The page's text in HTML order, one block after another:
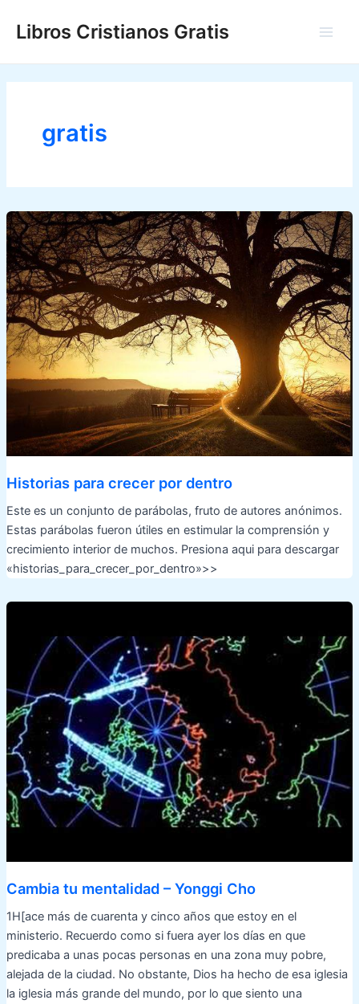
Libros Cristianos Gratis
gratis
Historias para crecer por dentro
Este es un conjunto de parábolas, fruto de autores anónimos.
Estas parábolas fueron útiles en estimular la comprensión y
crecimiento interior de muchos. Presiona aqui para descargar
«historias_para_crecer_por_dentro»>>
Cambia tu mentalidad – Yonggi Cho
1H[ace más de cuarenta y cinco años que estoy en el
ministerio. Recuerdo como si fuera ayer los días en que
predicaba a unas pocas personas en una zona muy pobre,
alejada de la ciudad. No obstante, Dios ha hecho de esa iglesia
la iglesia más grande del mundo, por lo que siento una